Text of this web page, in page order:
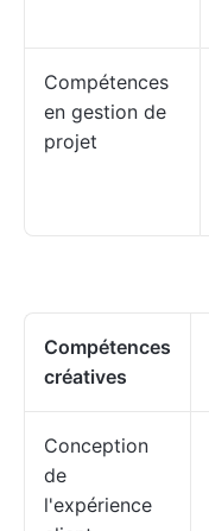
Compétences
en gestion de
projet
Compétences
créatives
Conception
de
l'expérience